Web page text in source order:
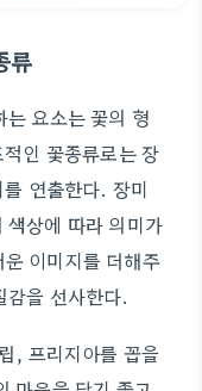
류
요소는 꽃의 형
인 꽃종류로는 장
연출한다. 장미
색상에 따라 의미가
이미지를 더해주
감을 선사한다.
, 프리지아를 꼽을